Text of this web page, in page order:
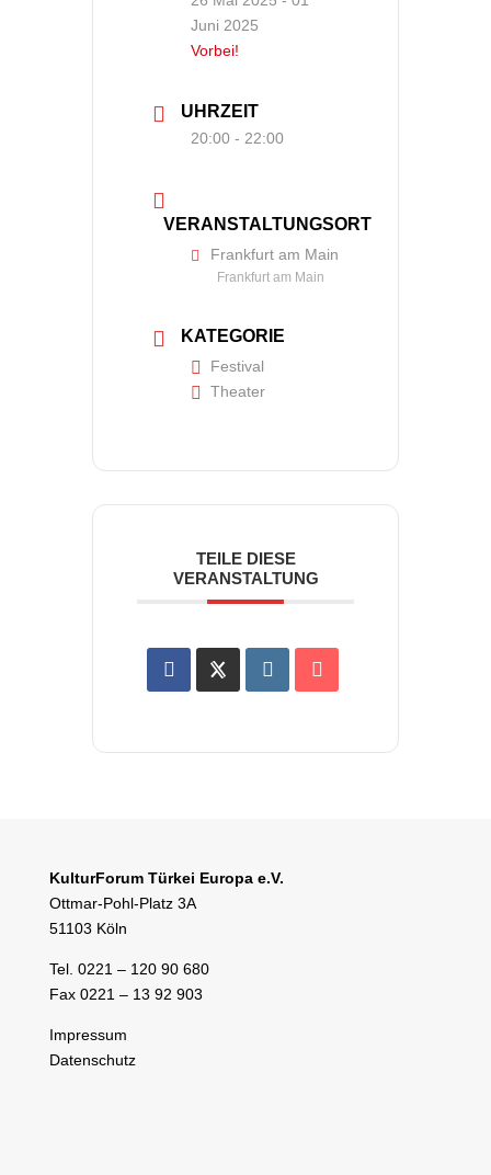
Juni 2025
Vorbei!
UHRZEIT
20:00 - 22:00
VERANSTALTUNGSORT
Frankfurt am Main
Frankfurt am Main
KATEGORIE
Festival
Theater
TEILE DIESE
VERANSTALTUNG
KulturForum Türkei Europa e.V.
Ottmar-Pohl-Platz 3A
51103 Köln
Tel. 0221 – 120 90 680
Fax 0221 – 13 92 903
Impressum
Datenschutz